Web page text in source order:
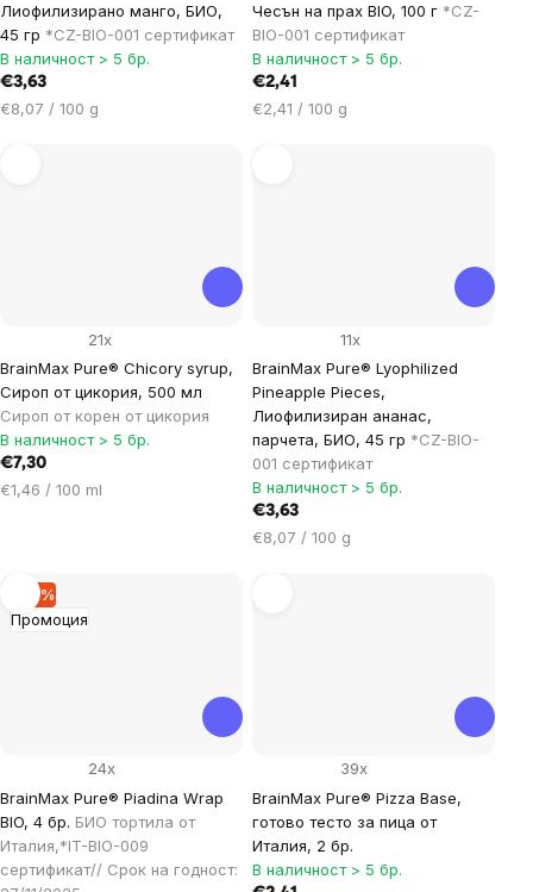
Лиофилизирано манго, БИО,
45 гр *CZ-BIO-001 сертификат
В наличност > 5 бр.
€3,63
Цена
€8,07 / 100 g
Чесън на прах BIO, 100 г *CZ-
BIO-001 сертификат
В наличност > 5 бр.
€2,41
Цена
€2,41 / 100 g
BrainMax Pure® Chicory syrup,
Сироп от цикория, 500 мл
Сироп от корен от цикория
21x
В наличност > 5 бр.
€7,30
Цена
€1,46 / 100 ml
BrainMax Pure® Lyophilized
Pineapple Pieces,
Лиофилизиран ананас,
парчета, БИО, 45 гр *CZ-BIO-
001 сертификат
11x
В наличност > 5 бр.
€3,63
Цена
€8,07 / 100 g
Промоция
–19 %
BrainMax Pure® Piadina Wrap
BIO, 4 бр. БИО тортила от
Италия,*IT-BIO-009
сертификат// Срок на годност:
24x
BrainMax Pure® Pizza Base,
готово тесто за пица от
Италия, 2 бр.
39x
В наличност > 5 бр.